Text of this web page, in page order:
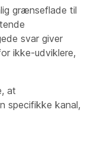
grænseflade til
svar giver
ikke-udviklere,
at
specifikke kanal,